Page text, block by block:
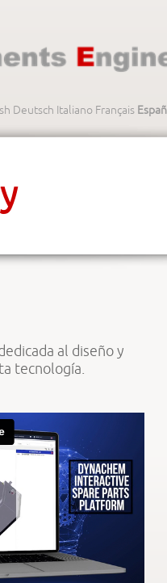
Deutsch Italiano Français
al diseño y
tecnología.